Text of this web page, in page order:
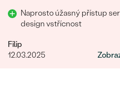
Naprosto úžasný přístup
design vstřícnost
Filip
12.03.2025